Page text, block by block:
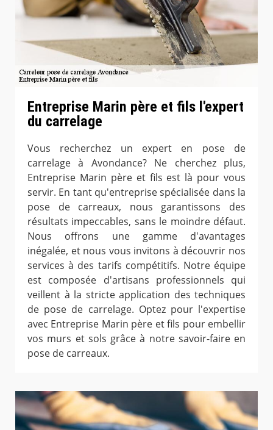
Entreprise Marin père et fils l'expert
du carrelage
Vous recherchez un expert en pose de
carrelage à Avondance? Ne cherchez plus,
Entreprise Marin père et fils est là pour vous
servir. En tant qu'entreprise spécialisée dans la
pose de carreaux, nous garantissons des
résultats impeccables, sans le moindre défaut.
Nous offrons une gamme d'avantages
inégalée, et nous vous invitons à découvrir nos
services à des tarifs compétitifs. Notre équipe
est composée d'artisans professionnels qui
veillent à la stricte application des techniques
de pose de carrelage. Optez pour l'expertise
avec Entreprise Marin père et fils pour embellir
vos murs et sols grâce à notre savoir-faire en
pose de carreaux.